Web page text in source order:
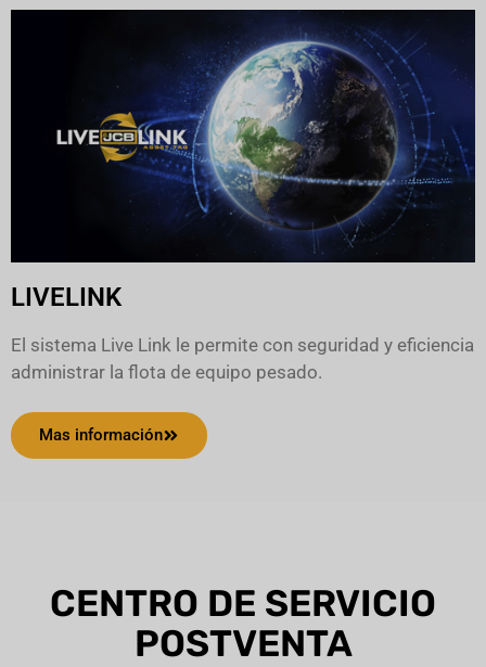
LIVELINK
El sistema Live Link le permite con seguridad y eficiencia
administrar la flota de equipo pesado.
Mas información
CENTRO DE SERVICIO
POSTVENTA